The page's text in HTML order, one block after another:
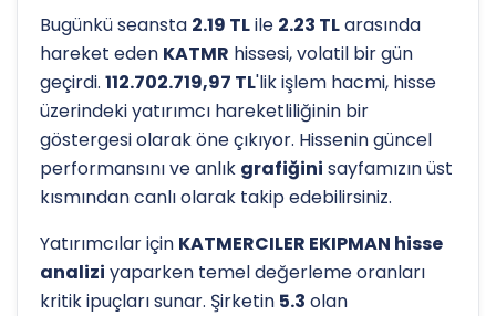
Bugünkü seansta 2.19 TLile 2.23 TLarasında
hareket eden KATMR hissesi, volatil bir gün
geçirdi. 112.702.719,97 TL'lik işlem hacmi, hisse
üzerindeki yatırımcı hareketliliğinin bir
göstergesi olarak öne çıkıyor. Hissenin güncel
performansını ve anlık grafiğini sayfamızın üst
kısmından canlı olarak takip edebilirsiniz.
Yatırımcılar için KATMERCILER EKIPMAN hisse
analizi yaparken temel değerleme oranları
kritik ipuçları sunar. Şirketin 5.3 olan